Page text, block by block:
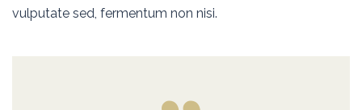
vulputate sed, fermentum non nisi.